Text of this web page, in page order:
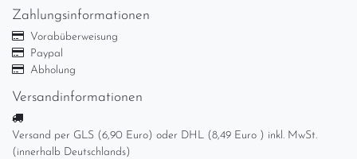
Zahlungsinformationen
Vorabüberweisung
Paypal
Abholung
Versandinformationen
Versand per GLS (6,90 Euro) oder DHL (8,49 Euro ) inkl. MwSt.
(innerhalb Deutschlands)